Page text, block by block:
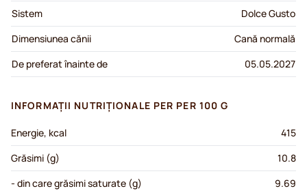
Sistem
Dolce Gusto
Dimensiunea cănii
Cană normală
De preferat înainte de
05.05.2027
INFORMAȚII NUTRIȚIONALE PER PER 100 G
Energie, kcal
415
Grăsimi (g)
10.8
- din care grăsimi saturate (g)
9.69